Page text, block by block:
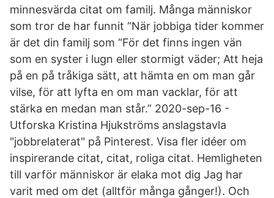
minnesvärda citat om familj. Många människor
som tror de har funnit “När jobbiga tider kommer
är det din familj som “För det finns ingen vän
som en syster i lugn eller stormigt väder; Att heja
på en på tråkiga sätt, att hämta en om man går
vilse, för att lyfta en om man vacklar, för att
stärka en medan man står.” 2020-sep-16 -
Utforska Kristina Hjukströms anslagstavla
"jobbrelaterat" på Pinterest. Visa fler idéer om
inspirerande citat, citat, roliga citat. Hemligheten
till varför människor är elaka mot dig Jag har
varit med om det (alltför många gånger!). Och